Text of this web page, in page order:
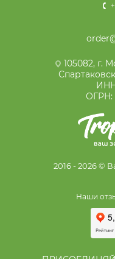
105082, г.
ОГРН:
2016 - 2026 ©
Наши